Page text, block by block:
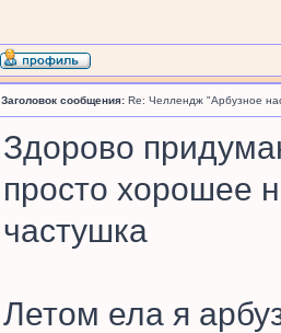
Заголовок сообщения: Re: Челлендж "Арбузное
Здорово
просто хорошее
частушка
Летом ела я